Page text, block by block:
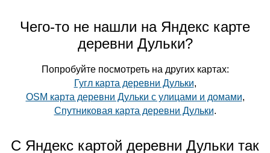
Чего-то не нашли на Яндекс карте
деревни Дульки?
Попробуйте посмотреть на других картах:
Гугл карта деревни Дульки,
OSM карта деревни Дульки с улицами и домами,
Спутниковая карта деревни Дульки.
С Яндекс картой деревни Дульки так